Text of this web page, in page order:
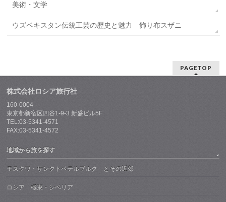
美術・文学
ウズベキスタン伝統工芸の歴史と魅力 飾り布スザニ
PAGETOP
株式会社ロシア旅行社
160-0004
東京都新宿区四谷1-9-3 新盛ビル5F
TEL:03-5341-4571
FAX:03-5341-4572
地域から旅を探す
モスクワ・サンクトペテルブルク とその近郊
ロシア 極東・シベリア